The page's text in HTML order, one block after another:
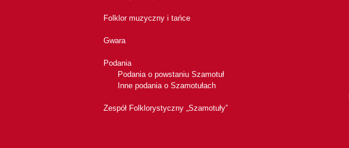
Folklor muzyczny i tańce
Gwara
Podania
Podania o powstaniu Szamotuł
Inne podania o Szamotułach
Zespół Folklorystyczny „Szamotuły”